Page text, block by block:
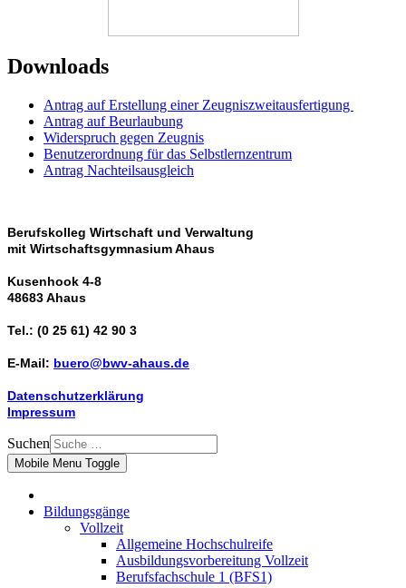
Downloads
Antrag auf Erstellung einer Zeugniszweitausfertigung
Antrag auf Beurlaubung
Widerspruch gegen Zeugnis
Benutzerordnung für das Selbstlernzentrum
Antrag Nachteilsausgleich
Berufskolleg Wirtschaft und Verwaltung
mit Wirtschaftsgymnasium Ahaus
Kusenhook 4-8
48683 Ahaus
Tel.: (0 25 61) 42 90 3
E-Mail: buero@bwv-ahaus.de
Datenschutzerklärung
Impressum
Suchen
Mobile Menu Toggle
Bildungsgänge
Vollzeit
Allgemeine Hochschulreife
Ausbildungsvorbereitung Vollzeit
Berufsfachschule 1 (BFS1)